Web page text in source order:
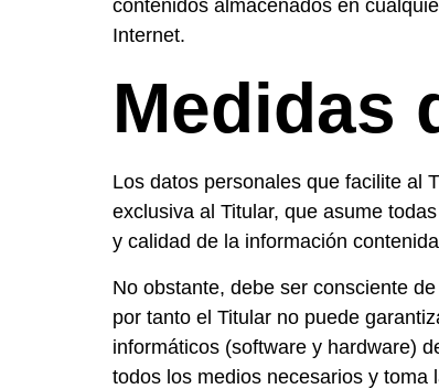
contenidos almacenados en
Internet.
Medidas
Los datos personales que facilite al
exclusiva al Titular, que asume
y calidad de la información
No obstante, debe ser consciente
por tanto el Titular no puede
informáticos (software y hardware)
todos los medios necesarios y toma